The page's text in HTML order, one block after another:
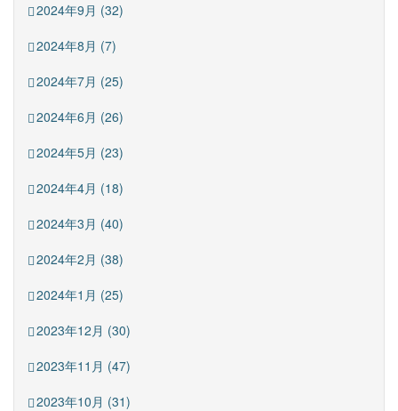
2024年9月 (32)
2024年8月 (7)
2024年7月 (25)
2024年6月 (26)
2024年5月 (23)
2024年4月 (18)
2024年3月 (40)
2024年2月 (38)
2024年1月 (25)
2023年12月 (30)
2023年11月 (47)
2023年10月 (31)